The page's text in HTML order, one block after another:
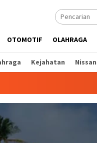
OTOMOTIF OLAHRAGA
Kejahatan Nissan